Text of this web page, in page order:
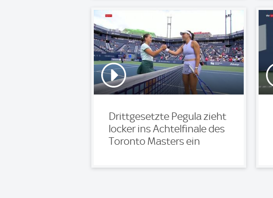
Drittgesetzte Pegula zieht
locker ins Achtelfinale des
Toronto Masters ein